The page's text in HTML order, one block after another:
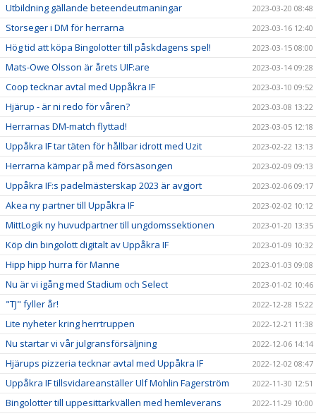
Utbildning gällande beteendeutmaningar 2023-03-20 08:48
Storseger i DM för herrarna 2023-03-16 12:40
Hög tid att köpa Bingolotter till påskdagens spel! 2023-03-15 08:00
Mats-Owe Olsson är årets UIF:are 2023-03-14 09:28
Coop tecknar avtal med Uppåkra IF 2023-03-10 09:52
Hjärup - är ni redo för våren? 2023-03-08 13:22
Herrarnas DM-match flyttad! 2023-03-05 12:18
Uppåkra IF tar täten för hållbar idrott med Uzit 2023-02-22 13:13
Herrarna kämpar på med försäsongen 2023-02-09 09:13
Uppåkra IF:s padelmästerskap 2023 är avgjort 2023-02-06 09:17
Akea ny partner till Uppåkra IF 2023-02-02 10:12
MittLogik ny huvudpartner till ungdomssektionen 2023-01-20 13:35
Köp din bingolott digitalt av Uppåkra IF 2023-01-09 10:32
Hipp hipp hurra för Manne 2023-01-03 09:08
Nu är vi igång med Stadium och Select 2023-01-02 10:46
"TJ" fyller år! 2022-12-28 15:22
Lite nyheter kring herrtruppen 2022-12-21 11:38
Nu startar vi vår julgransförsäljning 2022-12-06 14:14
Hjärups pizzeria tecknar avtal med Uppåkra IF 2022-12-02 08:47
Uppåkra IF tillsvidareanställer Ulf Mohlin Fagerström 2022-11-30 12:51
Bingolotter till uppesittarkvällen med hemleverans 2022-11-29 10:00